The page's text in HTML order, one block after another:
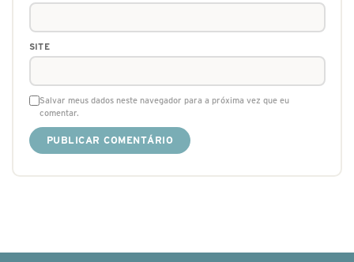
SITE
Salvar meus dados neste navegador para a próxima vez que eu
comentar.